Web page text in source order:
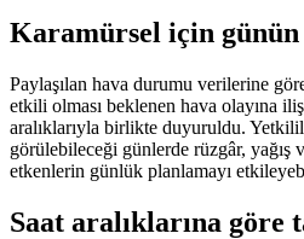
Karamürsel için günün
Paylaşılan hava durumu verilerine
etkili olması beklenen hava olayına
aralıklarıyla birlikte duyuruldu.
görülebileceği günlerde rüzgâr, yağış
etkenlerin günlük planlamayı
Saat aralıklarına göre